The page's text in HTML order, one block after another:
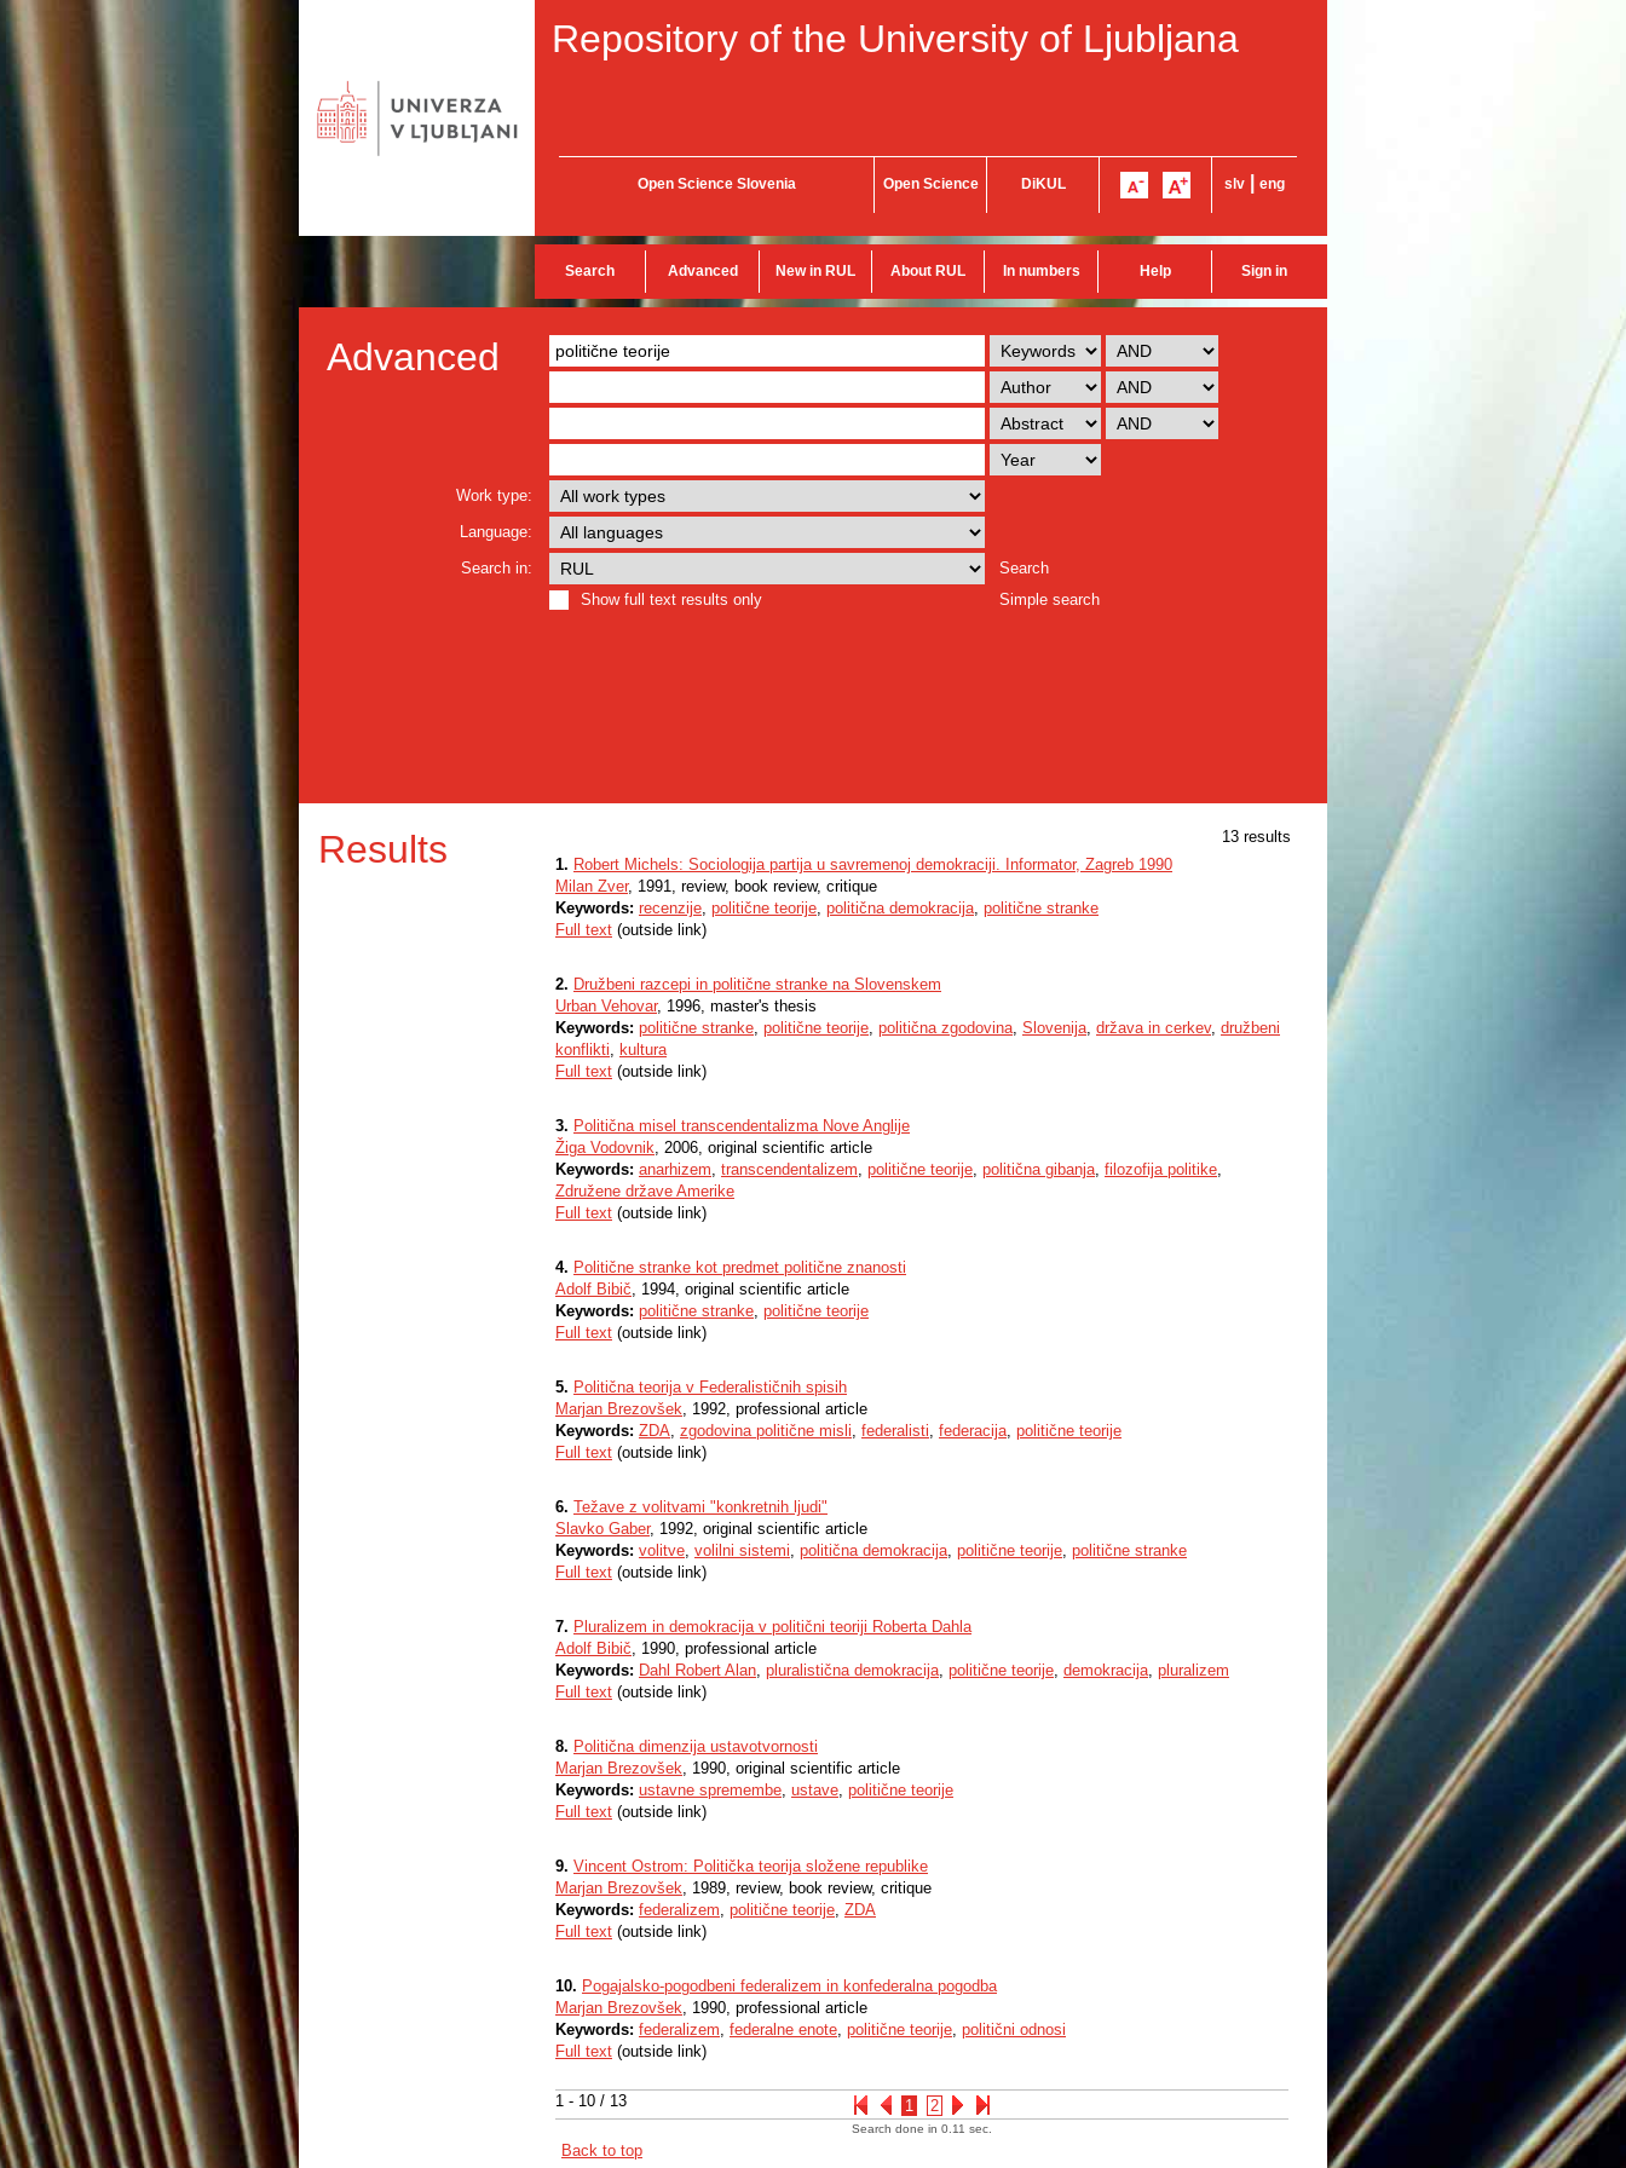
Repository of the University of Ljubljana
Open Science Slovenia Open Science DiKUL slv eng
Search Advanced New in RUL About RUL In numbers Help Sign in
Advanced
Work type:
Language:
Search in:
Search
Show full text results only
Simple search
Results 13 results
1 - 10 / 13 1 2
1. Robert Michels: Sociologija partija u savremenoj demokraciji. Informator, Zagreb 1990
Milan Zver, 1991, review, book review, critique
Keywords: recenzije, politične teorije, politična demokracija, politične stranke
Full text (outside link)
2. Družbeni razcepi in politične stranke na Slovenskem
Urban Vehovar, 1996, master's thesis
Keywords: politične stranke, politične teorije, politična zgodovina, Slovenija, država in cerkev, družbeni
konflikti, kultura
Full text (outside link)
3. Politična misel transcendentalizma Nove Anglije
Žiga Vodovnik, 2006, original scientific article
Keywords: anarhizem, transcendentalizem, politične teorije, politična gibanja, filozofija politike,
Združene države Amerike
Full text (outside link)
4. Politične stranke kot predmet politične znanosti
Adolf Bibič, 1994, original scientific article
Keywords: politične stranke, politične teorije
Full text (outside link)
5. Politična teorija v Federalističnih spisih
Marjan Brezovšek, 1992, professional article
Keywords: ZDA, zgodovina politične misli, federalisti, federacija, politične teorije
Full text (outside link)
6. Težave z volitvami "konkretnih ljudi"
Slavko Gaber, 1992, original scientific article
Keywords: volitve, volilni sistemi, politična demokracija, politične teorije, politične stranke
Full text (outside link)
7. Pluralizem in demokracija v politični teoriji Roberta Dahla
Adolf Bibič, 1990, professional article
Keywords: Dahl Robert Alan, pluralistična demokracija, politične teorije, demokracija, pluralizem
Full text (outside link)
8. Politična dimenzija ustavotvornosti
Marjan Brezovšek, 1990, original scientific article
Keywords: ustavne spremembe, ustave, politične teorije
Full text (outside link)
9. Vincent Ostrom: Politička teorija složene republike
Marjan Brezovšek, 1989, review, book review, critique
Keywords: federalizem, politične teorije, ZDA
Full text (outside link)
10. Pogajalsko-pogodbeni federalizem in konfederalna pogodba
Marjan Brezovšek, 1990, professional article
Keywords: federalizem, federalne enote, politične teorije, politični odnosi
Full text (outside link)
Search done in 0.11 sec.
Back to top